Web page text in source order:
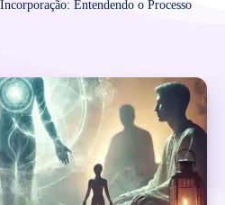
Entendendo o Processo